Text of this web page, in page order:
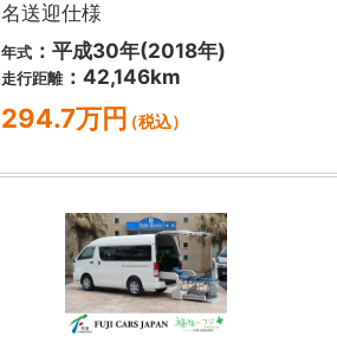
名送迎仕様
年式 ：平成30年(2018年)
走行距離：42,146km
294.7万円（税込）